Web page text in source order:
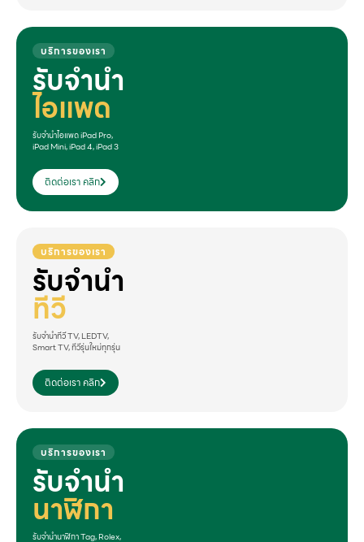
บริการของเรา
รับจำนำ
ไอแพด
รับจำนำไอแพด iPad Pro,
iPad Mini, iPad 4, iPad 3
ติดต่อเรา คลิก
บริการของเรา
รับจำนำ
ทีวี
รับจำนำทีวี TV, LEDTV,
Smart TV, ทีวีรุ่นใหม่ทุกรุ่น
ติดต่อเรา คลิก
บริการของเรา
รับจำนำ
นาฬิกา
รับจำนำนาฬิกา Tag, Rolex,